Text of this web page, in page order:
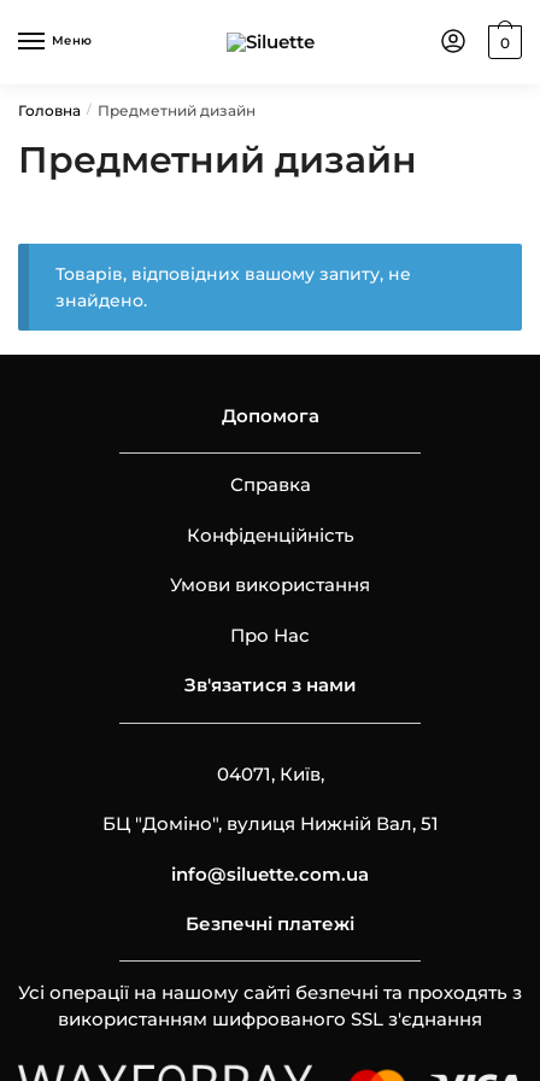
Меню 0
Головна / Предметний дизайн
Предметний дизайн
Товарів, відповідних вашому запиту, не
знайдено.
Допомога
Справка
Конфіденційність
Умови використання
Про Нас
Зв'язатися з нами
04071, Київ,
БЦ "Доміно", вулиця Нижній Вал, 51
info@siluette.com.ua
Безпечні платежі
Усі операції на нашому сайті безпечні та проходять з
використанням шифрованого SSL з'єднання